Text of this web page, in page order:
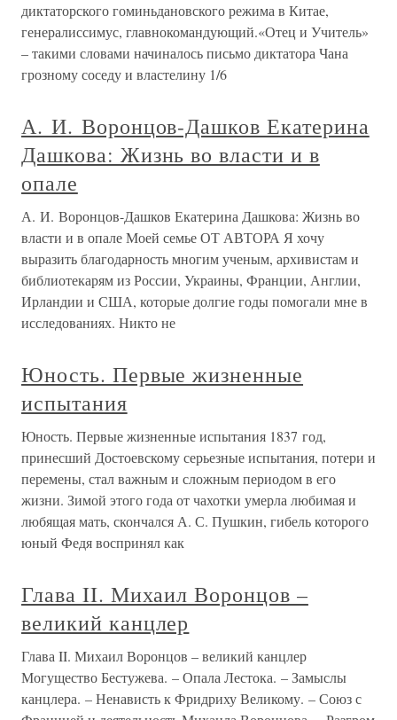
диктаторского гоминьдановского режима в Китае,
генералиссимус, главнокомандующий.«Отец и Учитель»
– такими словами начиналось письмо диктатора Чана
грозному соседу и властелину 1/6
А. И. Воронцов-Дашков Екатерина
Дашкова: Жизнь во власти и в
опале
А. И. Воронцов-Дашков Екатерина Дашкова: Жизнь во
власти и в опале Моей семье ОТ АВТОРА Я хочу
выразить благодарность многим ученым, архивистам и
библиотекарям из России, Украины, Франции, Англии,
Ирландии и США, которые долгие годы помогали мне в
исследованиях. Никто не
Юность. Первые жизненные
испытания
Юность. Первые жизненные испытания 1837 год,
принесший Достоевскому серьезные испытания, потери и
перемены, стал важным и сложным периодом в его
жизни. Зимой этого года от чахотки умерла любимая и
любящая мать, скончался А. С. Пушкин, гибель которого
юный Федя воспринял как
Глава II. Михаил Воронцов –
великий канцлер
Глава II. Михаил Воронцов – великий канцлер
Могущество Бестужева. – Опала Лестока. – Замыслы
канцлера. – Ненависть к Фридриху Великому. – Союз с